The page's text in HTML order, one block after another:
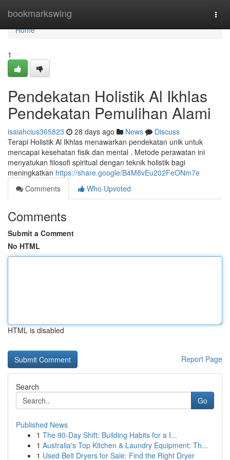
bookmarkswing
Home
Home
1
Pendekatan Holistik Al Ikhlas
Pendekatan Pemulihan Alami
isaiahcius365823 28 days ago News
Discuss
Terapi Holistik Al Ikhlas menawarkan pendekatan unik untuk
mencapai kesehatan fisik dan mental . Metode perawatan ini
menyatukan filosofi spiritual dengan teknik holistik bagi
meningkatkan https://share.google/B4M8vEu202FeONm7e
Comments
Who Upvoted
Comments
Submit a Comment
No HTML
HTML is disabled
Report Page
Search
Go
Published News
1 The 90-Day Shift: Building Habits for a I...
1 Australia's Top Kitchen & Laundry Equipment: Th...
1 Used Belt Dryers for Sale: Find the Right Dryer